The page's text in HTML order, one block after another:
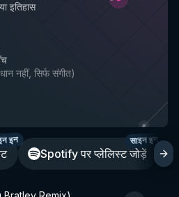
इतिहास
नहीं, सिर्फ संगीत)
इन
Spotify पर प्लेलिस्ट जोड़ें
साइन इन